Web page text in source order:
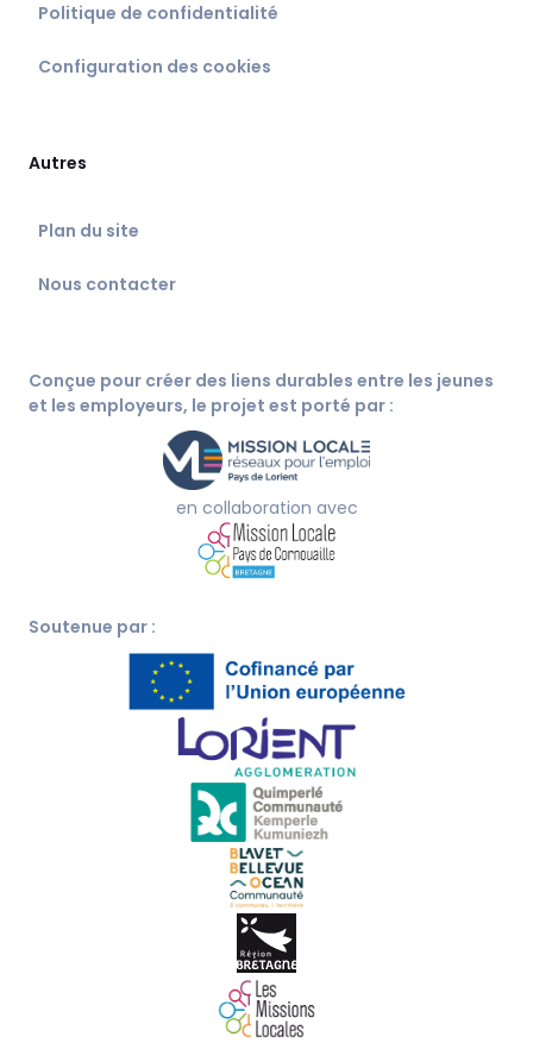
Politique de confidentialité
Configuration des cookies
Autres
Plan du site
Nous contacter
Conçue pour créer des liens durables entre les jeunes
et les employeurs, le projet est porté par :
en collaboration avec
Soutenue par :